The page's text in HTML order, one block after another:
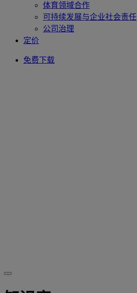
体育领域合作
可持续发展与企业社会责任
公司治理
定价
免费下载